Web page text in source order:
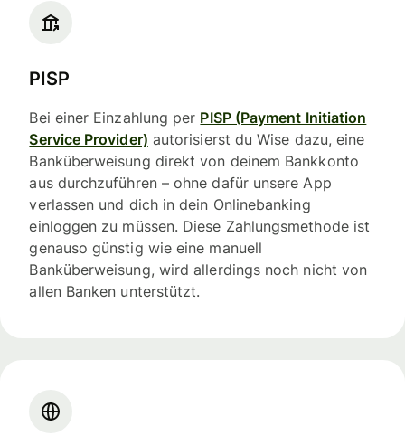
PISP
Bei einer Einzahlung per PISP (Payment Initiation
Service Provider) autorisierst du Wise dazu, eine
Banküberweisung direkt von deinem Bankkonto
aus durchzuführen – ohne dafür unsere App
verlassen und dich in dein Onlinebanking
einloggen zu müssen. Diese Zahlungsmethode ist
genauso günstig wie eine manuell
Banküberweisung, wird allerdings noch nicht von
allen Banken unterstützt.